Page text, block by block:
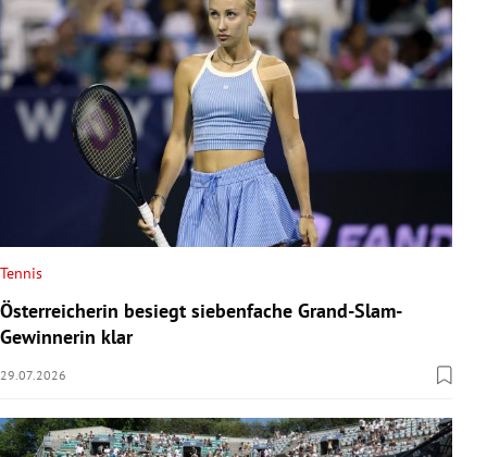
Tennis
Österreicherin besiegt siebenfache Grand-Slam-
Gewinnerin klar
29.07.2026